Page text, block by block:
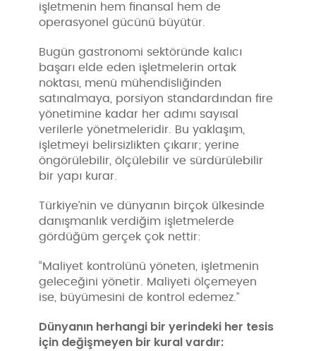
işletmenin hem finansal hem de
operasyonel gücünü büyütür.
Bugün gastronomi sektöründe kalıcı
başarı elde eden işletmelerin ortak
noktası, menü mühendisliğinden
satınalmaya, porsiyon standardından fire
yönetimine kadar her adımı sayısal
verilerle yönetmeleridir. Bu yaklaşım,
işletmeyi belirsizlikten çıkarır; yerine
öngörülebilir, ölçülebilir ve sürdürülebilir
bir yapı kurar.
Türkiye’nin ve dünyanın birçok ülkesinde
danışmanlık verdiğim işletmelerde
gördüğüm gerçek çok nettir:
“Maliyet kontrolünü yöneten, işletmenin
geleceğini yönetir. Maliyeti ölçemeyen
ise, büyümesini de kontrol edemez.”
Dünyanın herhangi bir yerindeki her tesis
için değişmeyen bir kural vardır: